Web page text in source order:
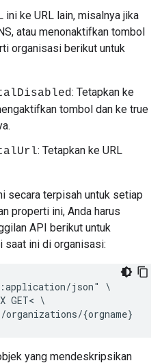
ini ke URL lain, misalnya jika
atau menonaktifkan tombol
organisasi berikut untuk
: Tetapkan ke
tombol dan ke true
: Tetapkan ke URL
secara terpisah untuk setiap
properti ini, Anda harus
API berikut untuk
saat ini di organisasi:
json" \
GET< \
{orgname}
yang mendeskripsikan